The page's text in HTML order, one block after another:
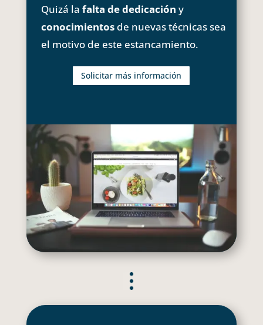
Quizá la falta de dedicación y
conocimientosde nuevas técnicas sea
el motivo de este estancamiento.
Solicitar más información